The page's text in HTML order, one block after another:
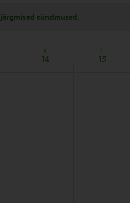
järgmised sündmused
R
14
L
15